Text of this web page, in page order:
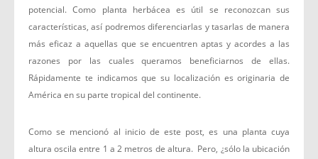
potencial. Como planta herbácea es útil se reconozcan sus
características, así podremos diferenciarlas y tasarlas de manera
más eficaz a aquellas que se encuentren aptas y acordes a las
razones por las cuales queramos beneficiarnos de ellas.
Rápidamente te indicamos que su localización es originaria de
América en su parte tropical del continente.
Como se mencionó al inicio de este post, es una planta cuya
altura oscila entre 1 a 2 metros de altura. Pero, ¿sólo la ubicación